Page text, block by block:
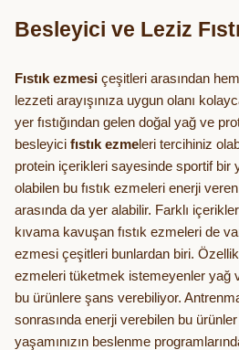
Besleyici ve Leziz
Fıstık ezmesi çeşitleri arasından
lezzeti arayışınıza uygun olanı
yer fıstığından gelen doğal yağ ve
besleyici fıstık ezmeleri tercihiniz
protein içerikleri sayesinde sportif bir
olabilen bu fıstık ezmeleri enerji
arasında da yer alabilir. Farklı
kıvama kavuşan fıstık ezmeleri de
ezmesi çeşitleri bunlardan biri.
ezmeleri tüketmek istemeyenler yağ
bu ürünlere şans verebiliyor.
sonrasında enerji verebilen bu
yaşamınızın beslenme